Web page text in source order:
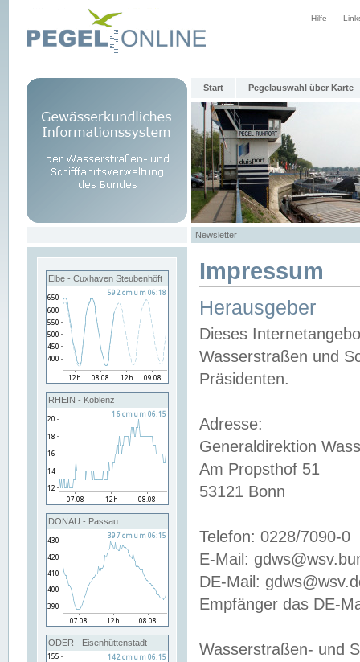
Hilfe
Start Pegelauswahl über Karte
Newsletter
Elbe - Cuxhaven Steubenhöft
RHEIN - Koblenz
DONAU - Passau
ODER - Eisenhüttenstadt
Impressum
Herausgeber
Dieses
Wasserstraßen und
Präsidenten.
Adresse:
Generaldirektion
Am Propsthof 51
53121 Bonn
Telefon: 0228/7090-0
E-Mail:
DE-Mail:
Empfänger das DE-
Wasserstraßen- und